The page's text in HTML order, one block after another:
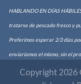
HABLANDO EN DÍAS
tratarse de pescado fresco y
Preferimos esperar 2/3 días
enviaríamos el mismo, sin el
Copyright 2026